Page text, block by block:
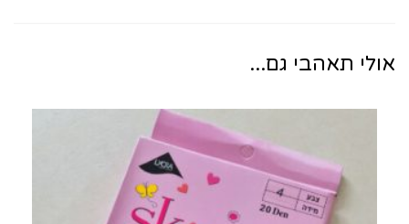
אולי תאהבי גם...